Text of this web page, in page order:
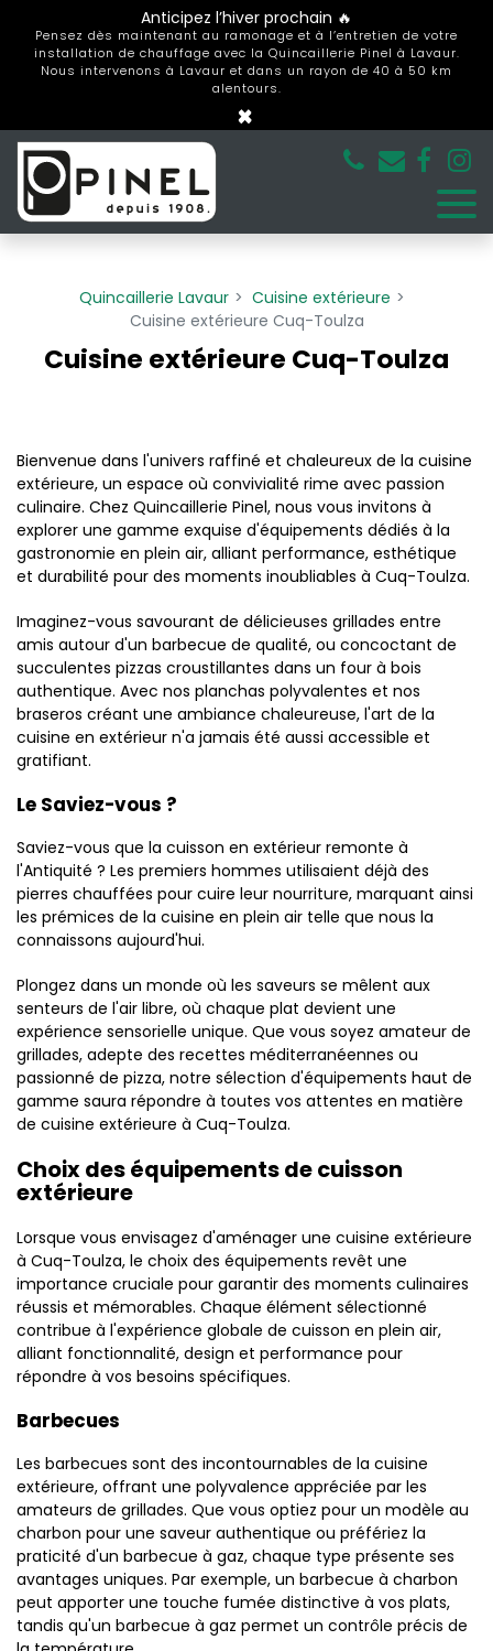
Anticipez l’hiver prochain 🔥
Pensez dès maintenant au ramonage et à l’entretien de votre
installation de chauffage avec la Quincaillerie Pinel à Lavaur.
Nous intervenons à Lavaur et dans un rayon de 40 à 50 km
alentours.
×
Quincaillerie Lavaur
Cuisine extérieure
Cuisine extérieure Cuq-Toulza
Cuisine extérieure Cuq-Toulza
Bienvenue dans l'univers raffiné et chaleureux de la cuisine
extérieure, un espace où convivialité rime avec passion
culinaire. Chez Quincaillerie Pinel, nous vous invitons à
explorer une gamme exquise d'équipements dédiés à la
gastronomie en plein air, alliant performance, esthétique
et durabilité pour des moments inoubliables à Cuq-Toulza.
Imaginez-vous savourant de délicieuses grillades entre
amis autour d'un barbecue de qualité, ou concoctant de
succulentes pizzas croustillantes dans un four à bois
authentique. Avec nos planchas polyvalentes et nos
braseros créant une ambiance chaleureuse, l'art de la
cuisine en extérieur n'a jamais été aussi accessible et
gratifiant.
Le Saviez-vous ?
Saviez-vous que la cuisson en extérieur remonte à
l'Antiquité ? Les premiers hommes utilisaient déjà des
pierres chauffées pour cuire leur nourriture, marquant ainsi
les prémices de la cuisine en plein air telle que nous la
connaissons aujourd'hui.
Plongez dans un monde où les saveurs se mêlent aux
senteurs de l'air libre, où chaque plat devient une
expérience sensorielle unique. Que vous soyez amateur de
grillades, adepte des recettes méditerranéennes ou
passionné de pizza, notre sélection d'équipements haut de
gamme saura répondre à toutes vos attentes en matière
de cuisine extérieure à Cuq-Toulza.
Choix des équipements de cuisson
extérieure
Lorsque vous envisagez d'aménager une cuisine extérieure
à Cuq-Toulza, le choix des équipements revêt une
importance cruciale pour garantir des moments culinaires
réussis et mémorables. Chaque élément sélectionné
contribue à l'expérience globale de cuisson en plein air,
alliant fonctionnalité, design et performance pour
répondre à vos besoins spécifiques.
Barbecues
Les barbecues sont des incontournables de la cuisine
extérieure, offrant une polyvalence appréciée par les
amateurs de grillades. Que vous optiez pour un modèle au
charbon pour une saveur authentique ou préfériez la
praticité d'un barbecue à gaz, chaque type présente ses
avantages uniques. Par exemple, un barbecue à charbon
peut apporter une touche fumée distinctive à vos plats,
tandis qu'un barbecue à gaz permet un contrôle précis de
Panneau de gestion des cookies